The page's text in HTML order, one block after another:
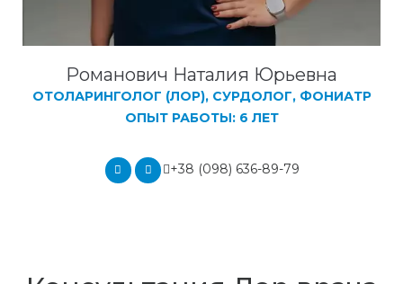
Романович Наталия Юрьевна
ОТОЛАРИНГОЛОГ (ЛОР), СУРДОЛОГ, ФОНИАТР
ОПЫТ РАБОТЫ: 6 ЛЕТ
+38 (098) 636-89-79